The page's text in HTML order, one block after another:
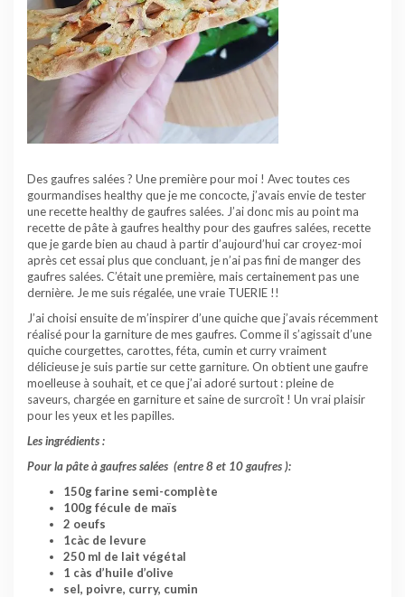
Des gaufres salées ? Une première pour moi ! Avec toutes ces
gourmandises healthy que je me concocte, j’avais envie de tester
une recette healthy de gaufres salées. J’ai donc mis au point ma
recette de pâte à gaufres healthy pour des gaufres salées, recette
que je garde bien au chaud à partir d’aujourd’hui car croyez-moi
après cet essai plus que concluant, je n’ai pas fini de manger des
gaufres salées. C’était une première, mais certainement pas une
dernière. Je me suis régalée, une vraie TUERIE !!
J’ai choisi ensuite de m’inspirer d’une quiche que j’avais récemment
réalisé pour la garniture de mes gaufres. Comme il s’agissait d’une
quiche courgettes, carottes, féta, cumin et curry vraiment
délicieuse je suis partie sur cette garniture. On obtient une gaufre
moelleuse à souhait, et ce que j’ai adoré surtout : pleine de
saveurs, chargée en garniture et saine de surcroît ! Un vrai plaisir
pour les yeux et les papilles.
Les ingrédients :
Pour la pâte à gaufres salées (entre 8 et 10 gaufres ):
150g farine semi-complète
100g fécule de maïs
2 oeufs
1càc de levure
250 ml de lait végétal
1 càs d’huile d’olive
sel, poivre, curry, cumin